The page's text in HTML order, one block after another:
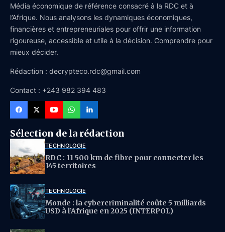
Média économique de référence consacré à la RDC et à
l’Afrique. Nous analysons les dynamiques économiques,
financières et entrepreneuriales pour offrir une information
rigoureuse, accessible et utile à la décision. Comprendre pour
mieux décider.
Rédaction : decrypteco.rdc@gmail.com
Contact : +243 982 394 483
Sélection de la rédaction
TECHNOLOGIE
RDC : 11 500 km de fibre pour connecter les
145 territoires
TECHNOLOGIE
Monde : la cybercriminalité coûte 5 milliards
USD à l’Afrique en 2025 (INTERPOL)